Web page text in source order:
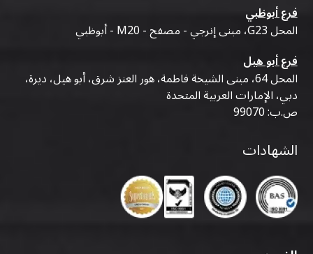
فرع أبوظبي
المحل G23، مبنى إنرجي - مصفح - M20 - أبوظبي
فرع أبو هيل
المحل 64، مبنى الشيخة فاطمة، هور العنز شرق، أبو هيل، ديرة،
دبي، الإمارات العربية المتحدة
ص.ب: 99070
الشهادات